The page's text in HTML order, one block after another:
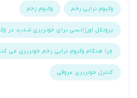
وکیوم تراپی زخم وکیوم زخم
پروتکل اورژانسی برای خونریزی شدید در
چرا هنگام وکیوم تراپی زخم خونریزی می کند
کنترل خونریزی عروقی